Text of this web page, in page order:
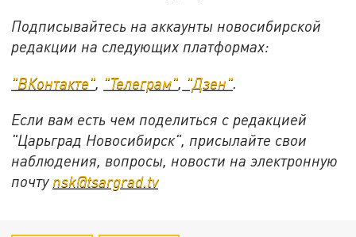
Подписывайтесь на аккаунты новосибирской
редакции на следующих платформах:
"ВКонтакте", "Телеграм", "Дзен".
Если вам есть чем поделиться с редакцией
"Царьград Новосибирск", присылайте свои
наблюдения, вопросы, новости на электронную
почту nsk@tsargrad.tv